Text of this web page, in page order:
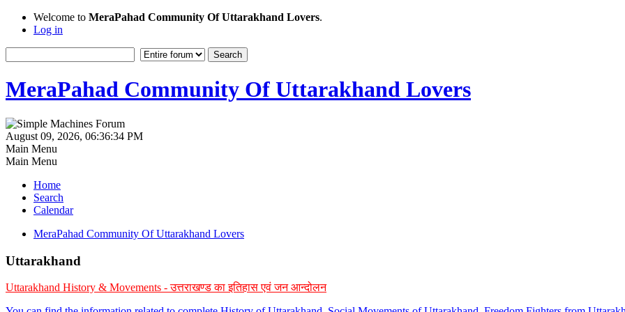
Welcome to MeraPahad Community Of Uttarakhand Lovers.
Log in
MeraPahad Community Of Uttarakhand Lovers
August 09, 2026, 06:36:34 PM
Main Menu
Main Menu
Home
Search
Calendar
MeraPahad Community Of Uttarakhand Lovers
Uttarakhand
Uttarakhand History & Movements - उत्तराखण्ड का इतिहास एवं जन आन्दोलन